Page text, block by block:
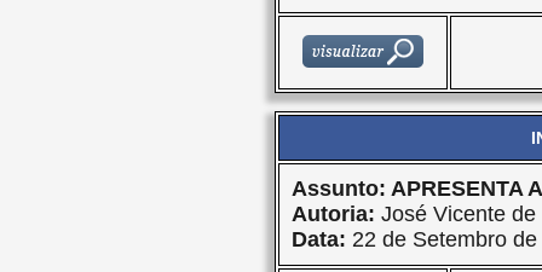
Assunto: APRESENTA
Autoria: José Vicente de
Data: 22 de Setembro de